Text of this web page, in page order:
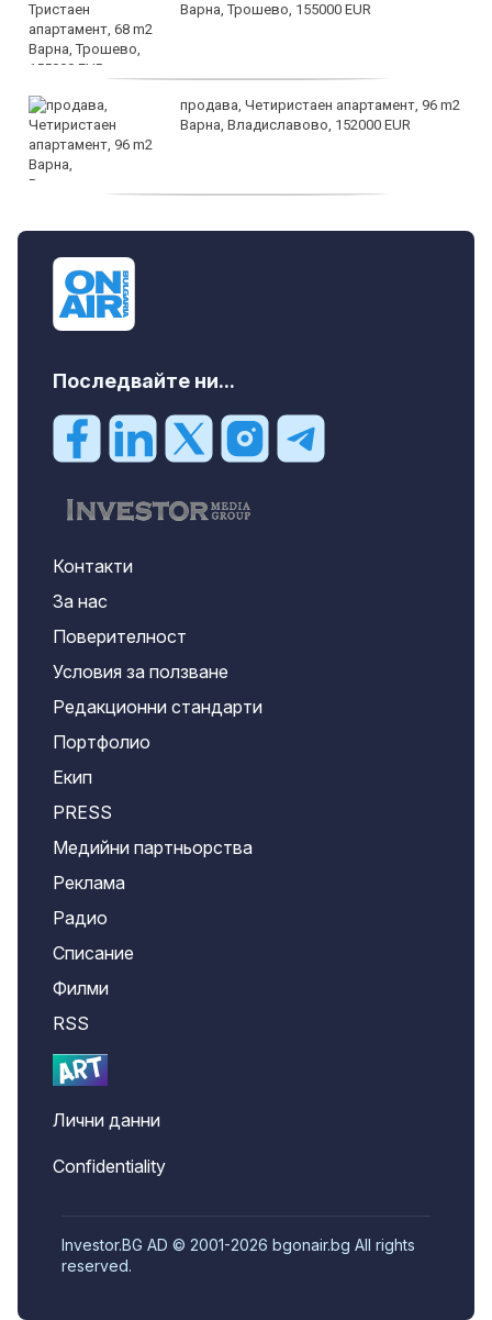
Варна, Трошево, 155000 EUR
продава, Четиристаен апартамент, 96 m2
Варна, Владиславово, 152000 EUR
Последвайте ни...
Контакти
За нас
Поверителност
Условия за ползване
Редакционни стандарти
Портфолио
Екип
PRESS
Медийни партньорства
Реклама
Радио
Списание
Филми
RSS
Лични данни
Confidentiality
Investor.BG AD © 2001-2026 bgonair.bg All rights
reserved.